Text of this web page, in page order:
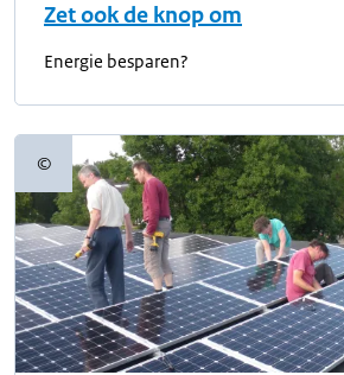
Zet ook de knop om
Energie besparen?
©Copyrightinformatie